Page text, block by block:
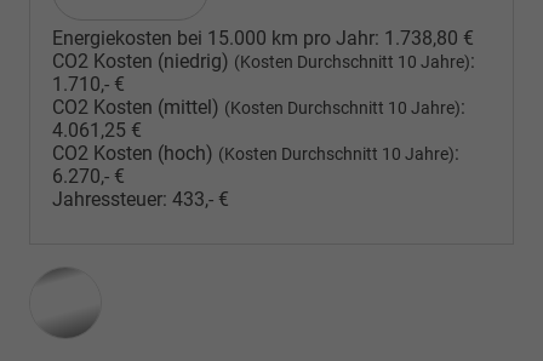
Energiekosten bei 15.000 km pro Jahr: 1.738,80 €
CO2 Kosten (niedrig) (Kosten Durchschnitt 10 Jahre):
1.710,- €
CO2 Kosten (mittel) (Kosten Durchschnitt 10 Jahre):
4.061,25 €
CO2 Kosten (hoch) (Kosten Durchschnitt 10 Jahre):
6.270,- €
Jahressteuer: 433,- €